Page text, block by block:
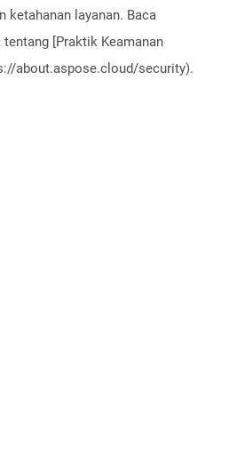
ketahanan layanan. Baca
tentang [Praktik Keamanan
about.aspose.cloud/security).